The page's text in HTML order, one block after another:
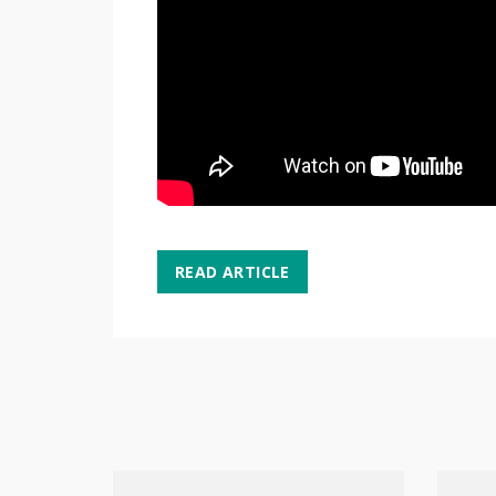
READ ARTICLE